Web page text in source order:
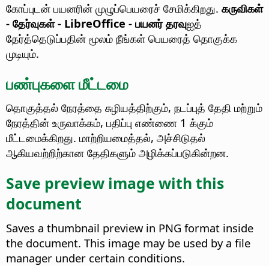
கோப்புடன் பயனரின் முழுப்பெயரைச் சேமிக்கிறது. கருவிகள்
- தேர்வுகள்- LibreOffice - பயனர் தரவுஐத்
தேர்த்தெடுப்பதின் மூலம் நீங்கள் பெயரைத் தொகுக்க
முடியும்.
பண்புகளை மீட்டமை
தொகுத்தல் நேரத்தை சுழியத்திற்கும், நடப்புத் தேதி மற்றும்
நேரத்தின் உருவாக்கம், பதிப்பு எண்ணை 1 க்கும்
மீட்டமைக்கிறது. மாற்றியமைத்தல், அச்சிடுதல்
ஆகியவற்றிற்கான தேதிகளும் அழிக்கப்படுகின்றன.
Save preview image with this
document
Saves a thumbnail preview in PNG format inside
the document. This image may be used by a file
manager under certain conditions.